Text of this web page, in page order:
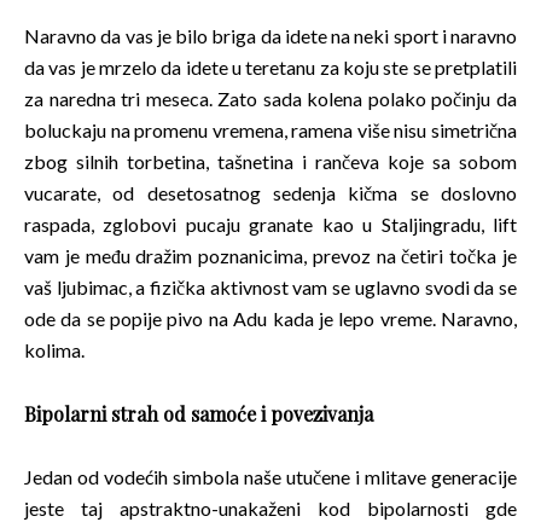
Naravno da vas je bilo briga da idete na neki sport i naravno
da vas je mrzelo da idete u teretanu za koju ste se pretplatili
za naredna tri meseca. Zato sada kolena polako počinju da
boluckaju na promenu vremena, ramena više nisu simetrična
zbog silnih torbetina, tašnetina i rančeva koje sa sobom
vucarate, od desetosatnog sedenja kičma se doslovno
raspada, zglobovi pucaju granate kao u Staljingradu, lift
vam je među dražim poznanicima, prevoz na četiri točka je
vaš ljubimac, a fizička aktivnost vam se uglavno svodi da se
ode da se popije pivo na Adu kada je lepo vreme. Naravno,
kolima.
Bipolarni strah od samoće i povezivanja
Jedan od vodećih simbola naše utučene i mlitave generacije
jeste taj apstraktno-unakaženi kod bipolarnosti gde